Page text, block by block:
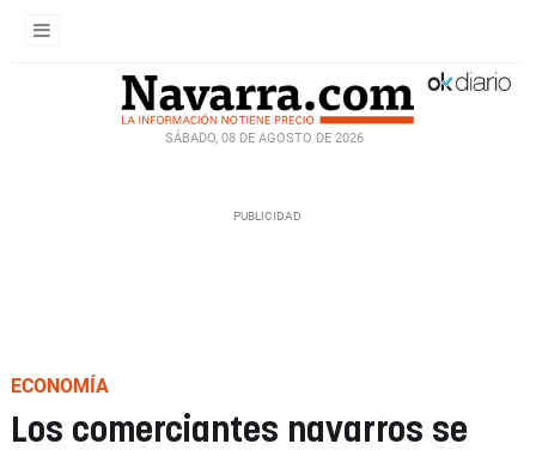
SÁBADO, 08 DE AGOSTO DE 2026
ECONOMÍA
Los comerciantes navarros se